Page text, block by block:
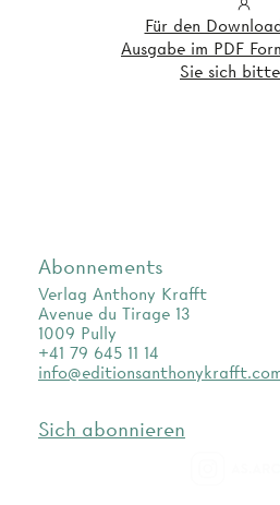
Für den
Ausgabe im PDF
Sie sich
Abonnements
Verlag Anthony Krafft
Avenue du Tirage 13
1009 Pully
+41 79 645 11 14
Sich abonnieren